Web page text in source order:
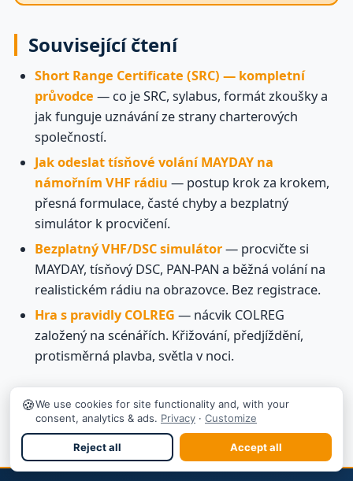
Související čtení
Short Range Certificate (SRC) — kompletní
průvodce — co je SRC, sylabus, formát zkoušky a
jak funguje uznávání ze strany charterových
společností.
Jak odeslat tísňové volání MAYDAY na
námořním VHF rádiu — postup krok za krokem,
přesná formulace, časté chyby a bezplatný
simulátor k procvičení.
Bezplatný VHF/DSC simulátor— procvičte si
MAYDAY, tísňový DSC, PAN-PAN a běžná volání na
realistickém rádiu na obrazovce. Bez registrace.
Hra s pravidly COLREG — nácvik COLREG
založený na scénářích. Křižování, předjíždění,
protisměrná plavba, světla v noci.
🍪We use cookies for site functionality and, with your
consent, analytics & ads. Privacy · Customize
Reject all Accept all